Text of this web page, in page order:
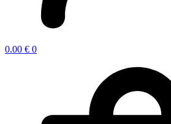
0.00 € 0